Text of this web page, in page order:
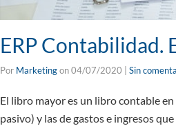
ERP Contabilidad.
Por Marketingon04/07/2020 Sin
El libro mayor es un libro contable
pasivo) y las de gastos e ingresos